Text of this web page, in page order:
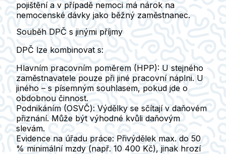
pojištění a v případě nemoci má nárok na
nemocenské dávky jako běžný zaměstnanec.
Souběh DPČ s jinými příjmy
DPČ lze kombinovat s:
Hlavním pracovním poměrem (HPP): U stejného
zaměstnavatele pouze při jiné pracovní náplni. U
jiného – s písemným souhlasem, pokud jde o
obdobnou činnost.
Podnikáním (OSVČ): Výdělky se sčítají v daňovém
přiznání. Může být výhodné kvůli daňovým
slevám.
Evidence na úřadu práce: Přivýdělek max. do 50
% minimální mzdy (např. 10 400 Kč), jinak hrozí